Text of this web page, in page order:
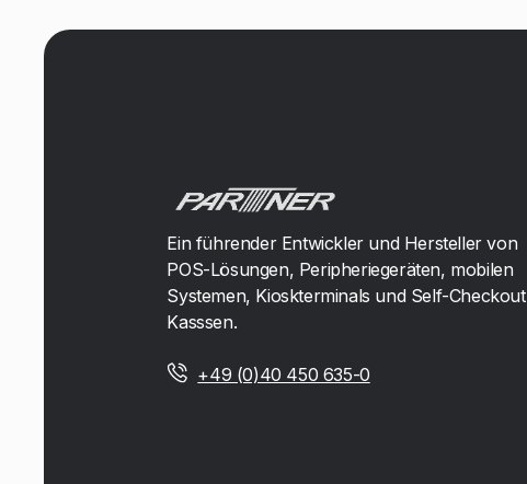
Ein führender Entwickler und Hersteller von
POS-Lösungen, Peripheriegeräten, mobilen
Systemen, Kioskterminals und Self-Checkout
Kasssen.
+49 (0)40 450 635-0